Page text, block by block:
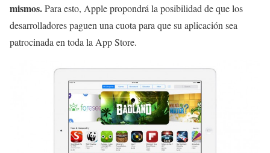
mismos.Para esto, Apple propondrá la posibilidad de que los
desarrolladores paguen una cuota para que su aplicación sea
patrocinada en toda la App Store.